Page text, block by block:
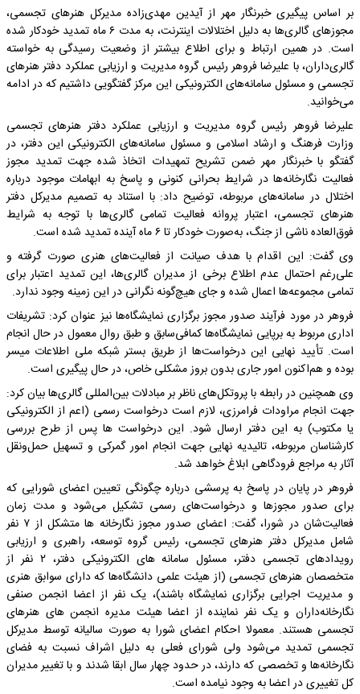
بر اساس پیگیری خبرنگار مهر از آیدین مهدی‌زاده مدیرکل هنرهای تجسمی،
مجوزهای گالری‌ها به دلیل اختلالات اینترنت، به مدت ۶ ماه تمدید خودکار شده
است. در همین ارتباط و برای اطلاع بیشتر از وضعیت رسیدگی به خواسته
گالری‌داران، با علیرضا فروهر رئیس گروه مدیریت و ارزیابی عملکرد دفتر هنرهای
تجسمی و مسئول سامانه‌های الکترونیکی این مرکز گفتگویی داشتیم که در ادامه
می‌خوانید.
علیرضا فروهر رئیس گروه مدیریت و ارزیابی عملکرد دفتر هنرهای تجسمی
وزارت فرهنگ و ارشاد اسلامی و مسئول سامانه‌های الکترونیکی این دفتر، در
گفتگو با خبرنگار مهر ضمن تشریح تمهیدات اتخاذ شده جهت تمدید مجوز
فعالیت نگارخانه‌ها در شرایط بحرانی کنونی و پاسخ به ابهامات موجود درباره
اختلال در سامانه‌های مربوطه، توضیح داد: با استناد به تصمیم مدیرکل دفتر
هنرهای تجسمی، اعتبار پروانه فعالیت تمامی گالری‌ها با توجه به شرایط
فوق‌العاده ناشی از جنگ، به‌صورت خودکار تا ۶ ماه آینده تمدید شده است.
وی گفت: این اقدام با هدف صیانت از فعالیت‌های هنری صورت گرفته و
علی‌رغم احتمال عدم اطلاع برخی از مدیران گالری‌ها، این تمدید اعتبار برای
تمامی مجموعه‌ها اعمال شده و جای هیچ‌گونه نگرانی در این زمینه وجود ندارد.
فروهر در مورد فرآیند صدور مجوز برگزاری نمایشگاه‌ها نیز عنوان کرد: تشریفات
اداری مربوط به برپایی نمایشگاه‌ها کمافی‌سابق و طبق روال معمول در حال انجام
است. تأیید نهایی این درخواست‌ها از طریق بستر شبکه ملی اطلاعات میسر
بوده و هم‌اکنون امور جاری بدون بروز مشکلی خاص، در حال پیگیری است.
وی همچنین در رابطه با پروتکل‌های ناظر بر مبادلات بین‌المللی گالری‌ها بیان کرد:
جهت انجام مراودات فرامرزی، لازم است درخواست رسمی (اعم از الکترونیکی
یا مکتوب) به این دفتر ارسال شود. این درخواست ها پس از طرح بررسی
کارشناسان مربوطه، تائیدیه نهایی جهت انجام امور گمرکی و تسهیل حمل‌ونقل
آثار به مراجع فرودگاهی ابلاغ خواهد شد.
فروهر در پایان در پاسخ به پرسشی درباره چگونگی تعیین اعضای شورایی که
برای صدور مجوزها و درخواست‌های رسمی تشکیل می‌شود و مدت زمان
فعالیت‌شان در شورا، گفت: اعضای صدور مجوز نگارخانه ها متشکل از ۷ نفر
شامل مدیرکل دفتر هنرهای تجسمی، رئیس گروه توسعه، راهبری و ارزیابی
رویدادهای تجسمی دفتر، مسئول سامانه های الکترونیکی دفتر، ۲ نفر از
متخصصان هنرهای تجسمی (از هیئت علمی دانشگاه‌ها که دارای سوابق هنری
و مدیریت اجرایی برگزاری نمایشگاه باشند)، یک نفر از اعضا انجمن صنفی
نگارخانه‌داران و یک نفر نماینده از اعضا هیئت مدیره انجمن های هنرهای
تجسمی هستند. معمولا احکام اعضای شورا به صورت سالیانه توسط مدیرکل
تجسمی تمدید می‌شود ولی شورای فعلی به دلیل اشراف نسبت به فضای
نگارخانه‌ها و تخصصی که دارند، در حدود چهار سال ابقا شدند و با تغییر مدیران
کل تغییری در اعضا به وجود نیامده است.